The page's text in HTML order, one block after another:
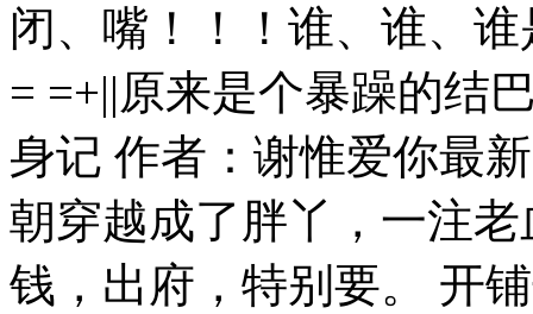
闭、嘴！！！谁、谁、
= =+||原来是个暴躁的结
身记 作者：谢惟爱你最
朝穿越成了胖丫，一注
钱，出府，特别要。 开